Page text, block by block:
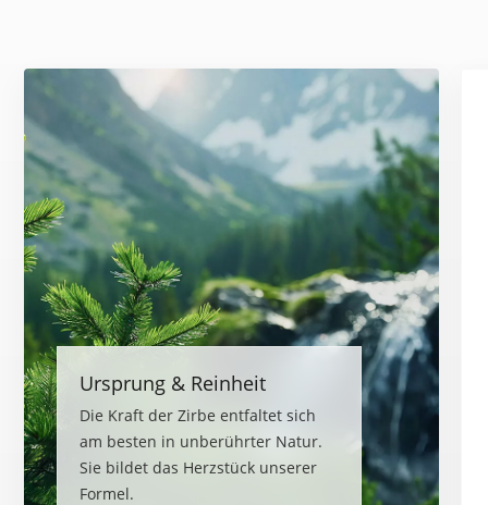
Ursprung & Reinheit
Die Kraft der Zirbe entfaltet sich
am besten in unberührter Natur.
Sie bildet das Herzstück unserer
Formel.